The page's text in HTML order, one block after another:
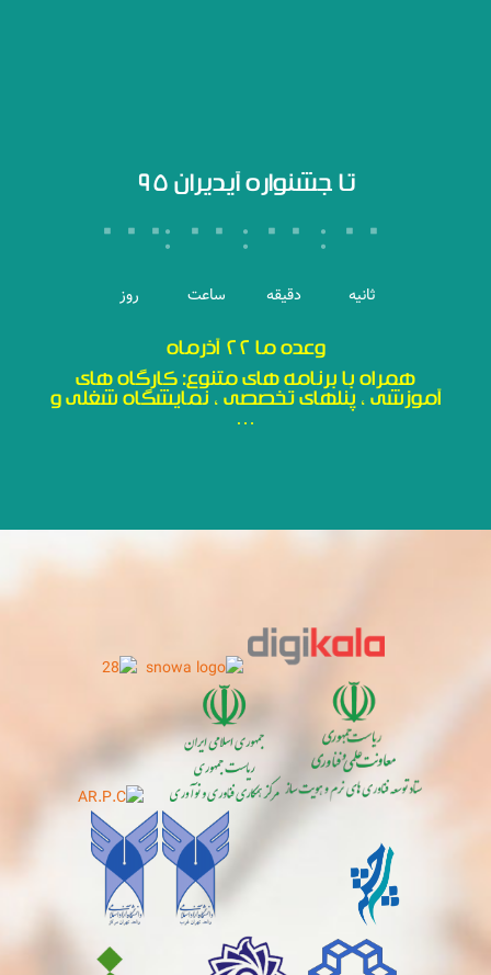
تا جشنواره آیدیران ۹۵
۰۰۰: ۰۰ : ۰۰ : ۰۰
وعده ما ۲۲ آذرماه
همراه با برنامه های متنوع: کارگاه های
آموزشی ، پنلهای تخصصی ، نمایشگاه شغلی و
…